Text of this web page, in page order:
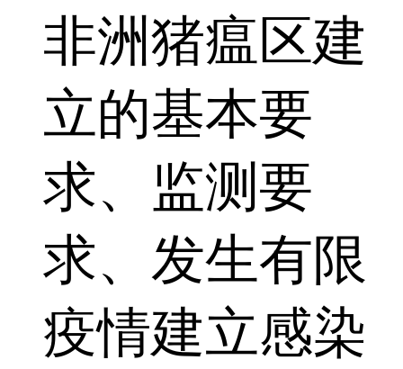
非洲猪瘟区建
立的基本要
求、监测要
求、发生有限
疫情建立感染